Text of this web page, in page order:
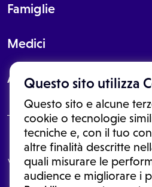
Questo sito utilizza
Questo sito e alcune
cookie o tecnologie
tecniche e, con il tuo
altre finalità descritte
quali misurare le
audience e migliorare i
Famiglie
Medici
About
Le informazioni proposte in questo sito
In nessun caso, queste informazioni
visita o una diagnosi formulata dal
le informazioni disponibili come
una diagnosi, la determinazione di